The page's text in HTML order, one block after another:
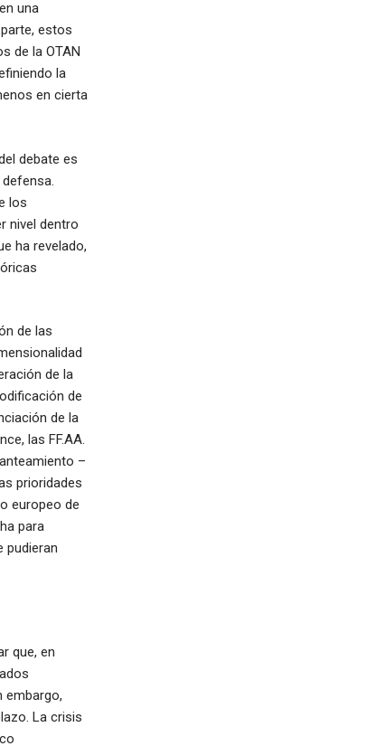
una
estos
de la OTAN
la
en cierta
debate es
los
nivel dentro
ha revelado,
de las
de la
de
de la
las FF.AA.
–
prioridades
europeo de
para
pudieran
que, en
embargo,
La crisis